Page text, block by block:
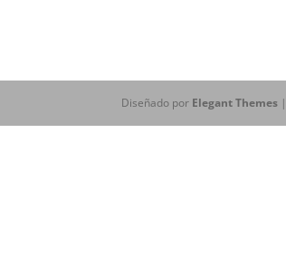
Diseñado por Elegant Themes